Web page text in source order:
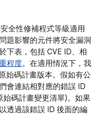
全性修補程式等級適用
題影響的元件將安全漏洞
下表，包括 CVE ID、相
程度。在適用情況下，我
始碼計畫版本。假如有公
會連結相對應的錯誤 ID
碼計畫變更清單)。如果
透過該錯誤 ID 後面的編